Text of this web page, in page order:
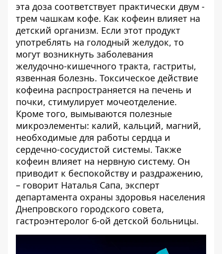
эта доза соответствует практически двум -
трем чашкам кофе. Как кофеин влияет на
детский организм. Если этот продукт
употреблять на голодный желудок, то
могут возникнуть заболевания
желудочно-кишечного тракта, гастриты,
язвенная болезнь. Токсическое действие
кофеина распространяется на печень и
почки, стимулирует мочеотделение.
Кроме того, вымываются полезные
микроэлементы: калий, кальций, магний,
необходимые для работы сердца и
сердечно-сосудистой системы. Также
кофеин влияет на нервную систему. Он
приводит к беспокойству и раздражению,
– говорит Наталья Сапа, эксперт
департамента охраны здоровья населения
Днепровского городского совета,
гастроэнтеролог 6-ой детской больницы.